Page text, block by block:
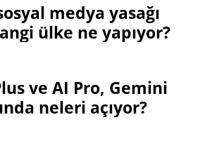
medya yasağı
ülke ne yapıyor?
ve AI Pro, Gemini
neleri açıyor?